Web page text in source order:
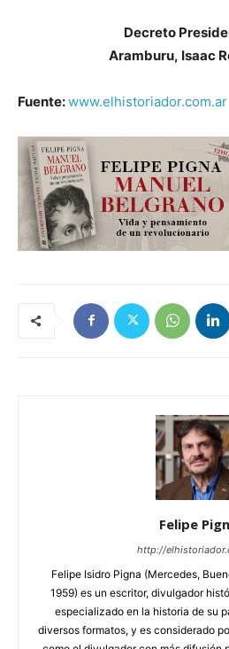
Decreto
Aramburu, Isaac
Fuente:www.elhistoriador.com.ar
Felipe
http://
Felipe Isidro Pigna (Mercedes,
1959) es un escritor, divulgador
especializado en la historia de su
diversos formatos, y es considerado